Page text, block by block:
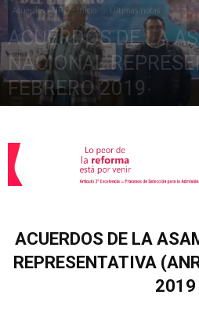
la
XXII
Acuerdos ANR Inicio Últimas notas
ACUERDOS DE LA
NACIONAL
FEBRERO 2019
ACUERDOS DE LA
REPRESENTATIVA
2019